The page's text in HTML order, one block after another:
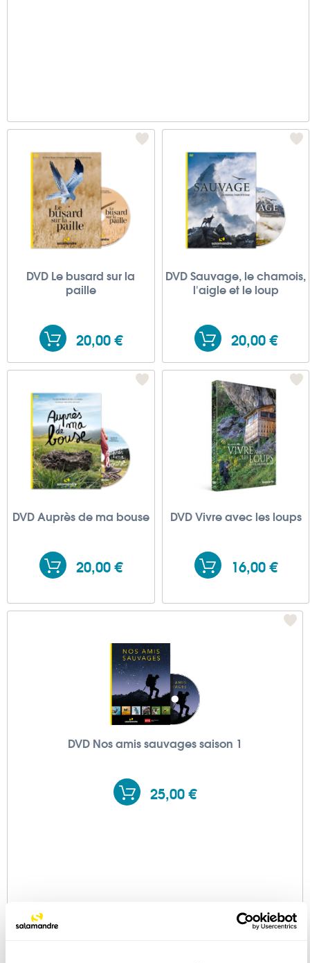
DVD Le busard sur la
paille
20,00 €
DVD Sauvage, le chamois,
l'aigle et le loup
20,00 €
DVD Auprès de ma bouse
20,00 €
DVD Vivre avec les loups
16,00 €
DVD Nos amis sauvages saison 1
25,00 €